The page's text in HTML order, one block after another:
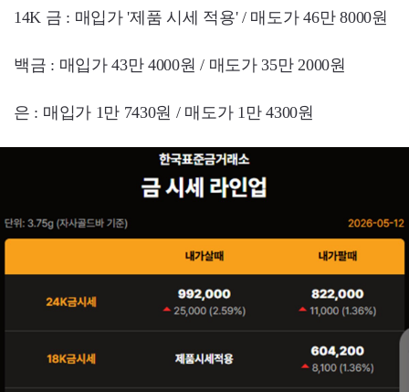
14K 금 : 매입가 '제품 시세 적용' / 매도가 46만 8000원
백금 : 매입가 43만 4000원 / 매도가 35만 2000원
은 : 매입가 1만 7430원 / 매도가 1만 4300원